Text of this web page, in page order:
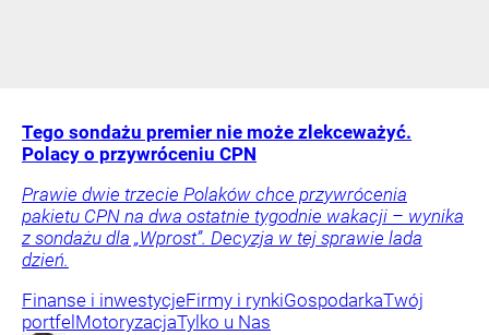
Tego sondażu premier nie może zlekceważyć.
Polacy o przywróceniu CPN
Prawie dwie trzecie Polaków chce przywrócenia
pakietu CPN na dwa ostatnie tygodnie wakacji – wynika
z sondażu dla „Wprost”. Decyzja w tej sprawie lada
dzień.
Finanse i inwestycjeFirmy i rynkiGospodarkaTwój
portfel MotoryzacjaTylko u Nas